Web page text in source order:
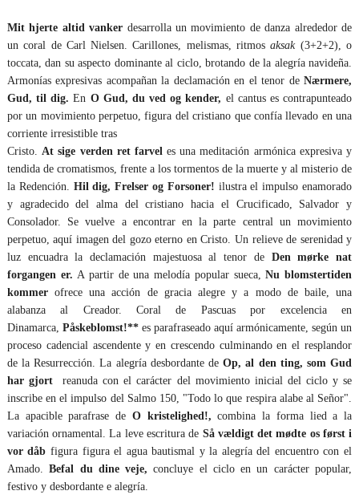
Mit hjerte altid vanker desarrolla un movimiento de danza alrededor de
un coral de Carl Nielsen. Carillones, melismas, ritmosaksak(3+2+2), o
toccata, dan su aspecto dominante al ciclo, brotando de la alegría navideña.
Armonías expresivas acompañan la declamación en el tenor deNærmere,
Gud, til dig.En O Gud, du ved og kender, el cantus es contrapunteado
por un movimiento perpetuo, figura del cristiano que confía llevado en una
corriente irresistible tras
Cristo.At sige verden ret farveles una meditación armónica expresiva y
tendida de cromatismos, frente a los tormentos de la muerte y al misterio de
la Redención. Hil dig, Frelser og Forsoner! ilustra el impulso enamorado
y agradecido del alma del cristiano hacia el Crucificado, Salvador y
Consolador. Se vuelve a encontrar en la parte central un movimiento
perpetuo, aquí imagen del gozo eterno en Cristo. Un relieve de serenidad y
luz encuadra la declamación majestuosa al tenor deDen mørke nat
forgangen er.A partir de una melodía popular sueca,Nu blomstertiden
kommerofrece una acción de gracia alegre y a modo de baile, una
alabanza al Creador. Coral de Pascuas por excelencia en
Dinamarca, Påskeblomst!**es parafraseado aquí armónicamente, según un
proceso cadencial ascendente y en crescendo culminando en el resplandor
de la Resurrección. La alegría desbordante deOp, al den ting, som Gud
har gjort reanuda con el carácter del movimiento inicial del ciclo y se
inscribe en el impulso del Salmo 150, "Todo lo que respira alabe al Señor".
La apacible parafrase de O kristelighed!,combina la forma lied a la
variación ornamental. La leve escritura de Så vældigt det mødte os først i
vor dåb figura figura el agua bautismal y la alegría del encuentro con el
Amado.Befal du dine veje, concluye el ciclo en un carácter popular,
festivo y desbordante e alegría.